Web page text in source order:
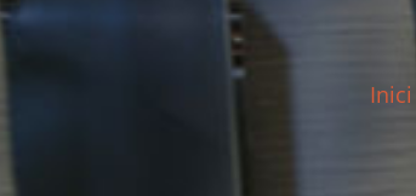
Inici